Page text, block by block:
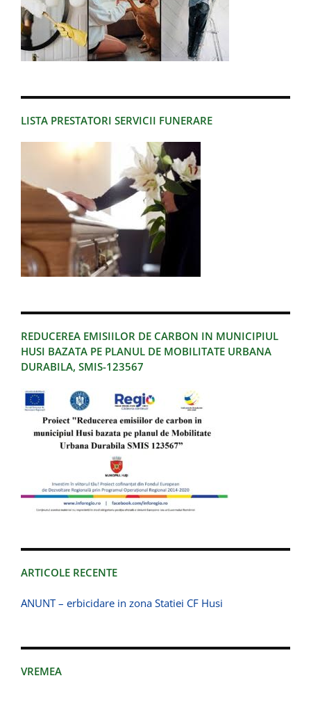
LISTA PRESTATORI SERVICII FUNERARE
REDUCEREA EMISIILOR DE CARBON IN MUNICIPIUL
HUSI BAZATA PE PLANUL DE MOBILITATE URBANA
DURABILA, SMIS-123567
ARTICOLE RECENTE
ANUNT – erbicidare in zona Statiei CF Husi
VREMEA